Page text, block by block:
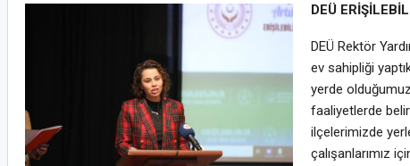
DEÜ
DEÜ Rektör
ev sahipliği
yerde
faaliyetlerde
ilçelerimizde
çalışanlarımız